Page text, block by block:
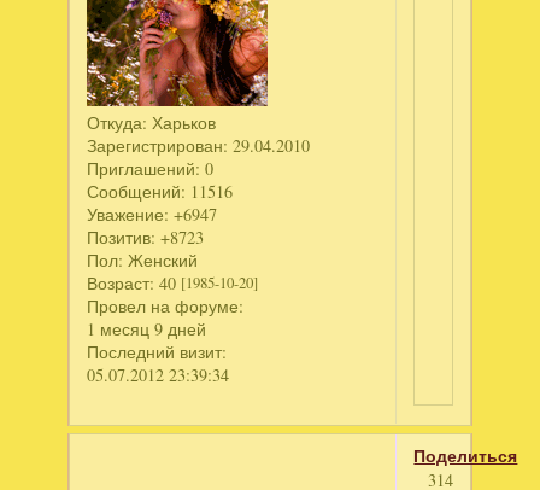
Откуда: Харьков
Зарегистрирован: 29.04.2010
Приглашений: 0
Сообщений: 11516
Уважение: +6947
Позитив: +8723
Пол: Женский
Возраст: 40 [1985-10-20]
Провел на форуме:
1 месяц 9 дней
Последний визит:
05.07.2012 23:39:34
Поделиться
314